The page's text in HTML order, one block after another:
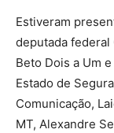
Estiveram
deputada federal
Beto Dois a Um
Estado de
Comunicação,
MT, Alexandre